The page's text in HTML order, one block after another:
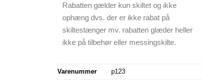
Rabatten gælder kun skiltet og ikke
ophæng dvs. der er ikke rabat på
skiltestænger mv. rabatten glæder heller
ikke på tilbehør eller messingskilte.
Varenummer p123